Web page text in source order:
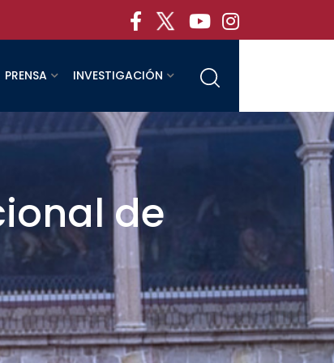
PRENSA INVESTIGACIÓN
de